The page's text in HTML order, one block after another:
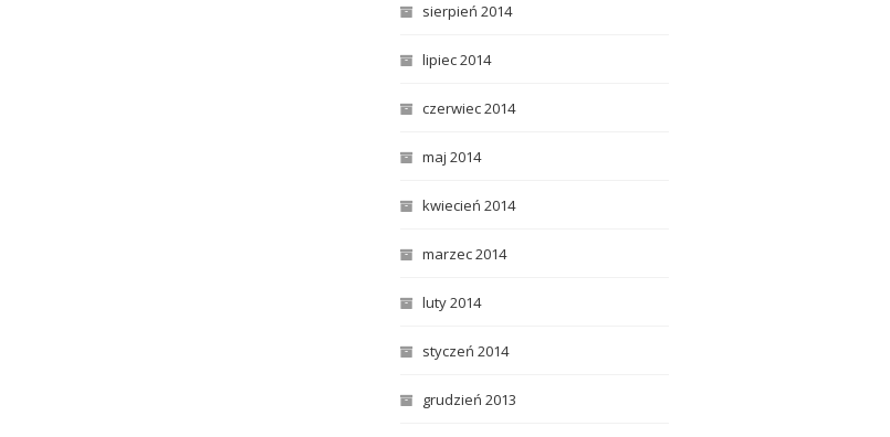
sierpień 2014
lipiec 2014
czerwiec 2014
maj 2014
kwiecień 2014
marzec 2014
luty 2014
styczeń 2014
grudzień 2013